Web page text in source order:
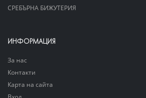
СРЕБЪРНА БИЖУТЕРИЯ
ИНФОРМАЦИЯ
За нас
Контакти
Карта на сайта
Вход